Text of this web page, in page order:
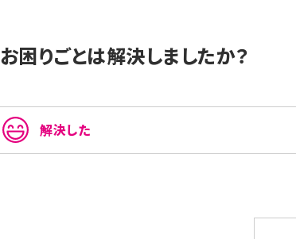
お困りごとは解決しましたか？
解決した